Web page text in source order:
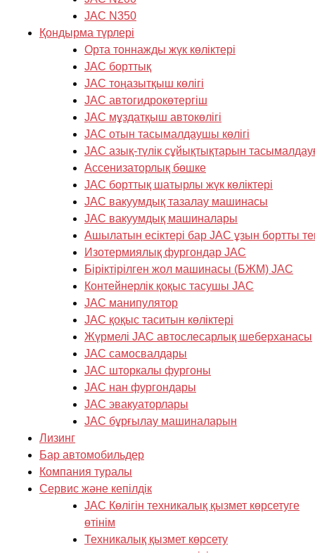
JAC N350
Қондырма түрлері
Орта тоннажды жүк көліктері
JAC борттық
JAC тоңазытқыш көлігі
JAC автогидрокөтергіш
JAC мұздатқыш автокөлігі
JAC отын тасымалдаушы көлігі
JAC азық-түлік сұйықтықтарын
Ассенизаторлық бөшке
JAC борттық шатырлы жүк көліктері
JAC вакуумдық тазалау машинасы
JAC вакуумдық машиналары
Ашылатын есіктері бар JAC ұзын бортты
Изотермиялық фургондар JAC
Біріктірілген жол машинасы (БЖМ) JAC
Контейнерлік қоқыс тасушы JAC
JAC манипулятор
JAC қоқыс таситын көліктері
Жүрмелі JAC автослесарлық шеберханасы
JAC самосвалдары
JAC шторкалы фургоны
JAC нан фургондары
JAC эвакуаторлары
JAC бұрғылау машиналарын
Лизинг
Бар автомобильдер
Компания туралы
Cервис және кепілдік
JAC Көлігін техникалық қызмет көрсетуге
өтінім
Техникалық қызмет көрсету